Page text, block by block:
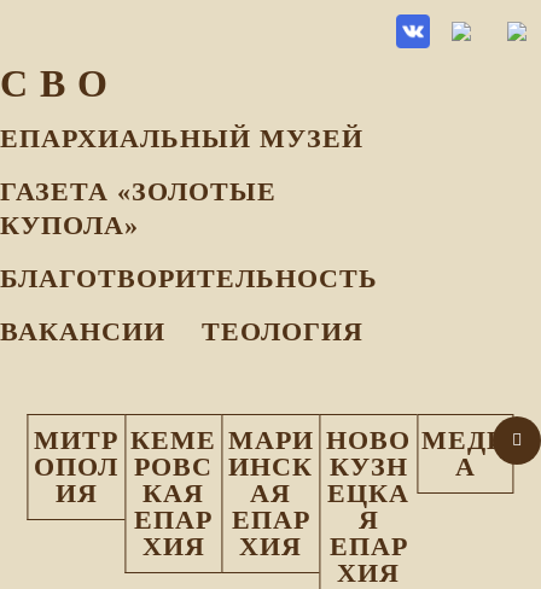
С В О
ЕПАРХИАЛЬНЫЙ МУЗEЙ
ГАЗЕТА «ЗОЛОТЫЕ
КУПОЛА»
БЛАГОТВОРИТЕЛЬНОСТЬ
ВАКАНСИИ
ТЕОЛОГИЯ
МИТР
ОПОЛ
ИЯ
КЕМЕ
РОВС
КАЯ
ЕПАР
ХИЯ
МАРИ
ИНСК
АЯ
ЕПАР
ХИЯ
НОВО
КУЗН
ЕЦКА
Я
ЕПАР
ХИЯ
МЕДИ
А